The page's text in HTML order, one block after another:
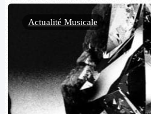
Actualité Musicale